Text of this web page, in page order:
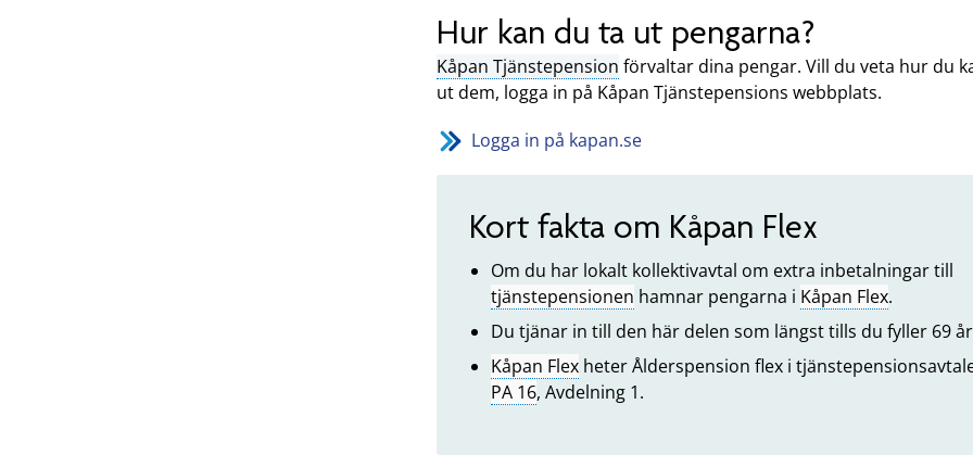
Hur kan du ta ut pengarna?
Kåpan Tjänstepension förvaltar dina pengar. Vill du veta hur du
ut dem, logga in på Kåpan Tjänstepensions webbplats.
Logga in på kapan.se
Kort fakta om Kåpan Flex
Om du har lokalt kollektivavtal om extra inbetalningar till
tjänstepensionen hamnar pengarna i Kåpan Flex.
Du tjänar in till den här delen som längst tills du fyller 69
Kåpan Flex heter Ålderspension flex i
PA 16, Avdelning 1.